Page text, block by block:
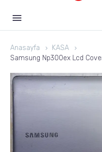
Anasayfa
KASA
Samsung Np300ex Lcd